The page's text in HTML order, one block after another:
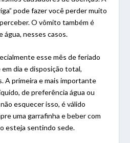
pode fazer você perder muito
O vômito também é
água, nesses casos.
esse mês de feriado
em dia e disposição total,
A primeira e mais importante
de preferência água ou
esquecer isso, é válido
uma garrafinha e beber com
esteja sentindo sede.